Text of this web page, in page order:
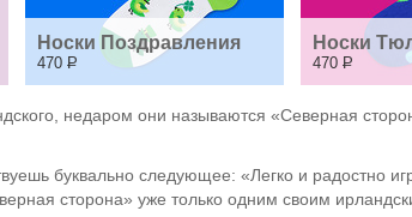
Носки Поздравления
470 Р
Носки
470 Р
недаром они называются «Северная
буквально следующее: «Легко и радостно
сторона» уже только одним своим